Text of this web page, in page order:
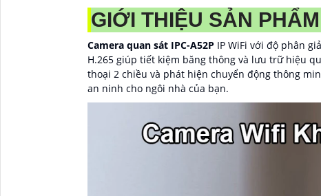
GIỚI THIỆU SẢN
Camera quan sát IPC-A52P IP WiFi với độ phân
H.265 giúp tiết kiệm băng thông và lưu trữ hiệu
thoại 2 chiều và phát hiện chuyển động thông
an ninh cho ngôi nhà của bạn.